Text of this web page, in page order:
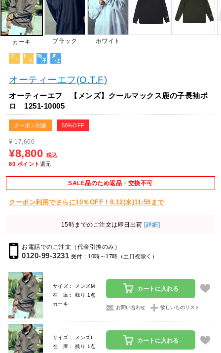
カーキ ブラック ホワイト
オーティーエフ(O.T.F)
オーティーエフ 【メンズ】クールマックス鹿の子長袖ポ
ロ 1251-10005
クーポン対象 50%OFF
¥ 17,600
¥8,800 税込
80 ポイント 還元
SALE品のため返品・交換不可
クーポン利用でさらに10％OFF！8.12(水)11:59まで
15時までのご注文は即日出荷 [詳細]
お電話でのご注文（代金引換のみ）
0120-99-3231 受付：10時～17時（土日祝除く）
サイズ： メンズM
在 庫： 残り 1点
カーキ
カートに入れる
お問い合わせ 欲しいものリスト
サイズ： メンズL
在 庫： 残り 1点
カートに入れる